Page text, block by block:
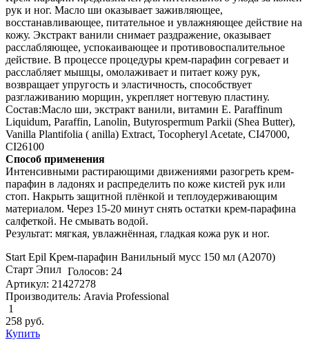
рук и ног. Масло ши оказывает заживляющее,
восстанавливающее, питательное и увлажняющее действие на
кожу. Экстракт ванили снимает раздражение, оказывает
расслабляющее, успокаивающее и противовоспалительное
действие. В процессе процедуры крем-парафин согревает и
расслабляет мышцы, омолаживает и питает кожу рук,
возвращает упругость и эластичность, способствует
разглаживанию морщин, укрепляет ногтевую пластину.
Состав:Масло ши, экстракт ванили, витамин Е. Paraffinum
Liquidum, Paraffin, Lanolin, Butyrospermum Parkii (Shea Butter),
Vanilla Plantifolia ( anilla) Extract, Tocopheryl Acetate, CI47000,
CI26100
Способ применения
Интенсивными растирающими движениями разогреть крем-
парафин в ладонях и распределить по коже кистей рук или
стоп. Накрыть защитной плёнкой и теплоудерживающим
материалом. Через 15-20 минут снять остатки крем-парафина
салфеткой. Не смывать водой.
Результат: мягкая, увлажнённая, гладкая кожа рук и ног.
Start Epil Крем-парафин Ванильный мусс 150 мл (А2070)
Старт Эпил Голосов: 24
Артикул: 21427278
Производитель: Aravia Professional
1
258 руб.
Купить